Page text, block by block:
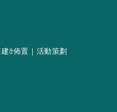
&佈置｜活動策劃